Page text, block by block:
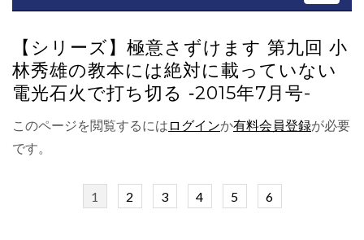
【シリーズ】極意さずけます 第九回 小
林秀雄の教本には絶対に載っていない
電光石火で打ち切る ‐2015年7月号-
このページを閲覧するには ログインか有料会員登録が必要
です。
1 2 3 4 5 6